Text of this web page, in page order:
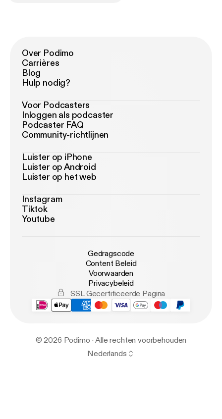
Over Podimo
Carrières
Blog
Hulp nodig?
Voor Podcasters
Inloggen als podcaster
Podcaster FAQ
Community-richtlijnen
Luister op iPhone
Luister op Android
Luister op het web
Instagram
Tiktok
Youtube
Gedragscode
Content Beleid
Voorwaarden
Privacybeleid
SSL Gecertificeerde Pagina
© 2026 Podimo · Alle rechten voorbehouden
Nederlands